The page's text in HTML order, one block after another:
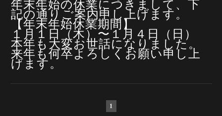
年末年始の休業につきまして、下
記の通りご案内申し上げます。
【年末年始休業期間】
１月１日（木）〜１月４日（日）
本年も大変お世話になりました。
来年も何卒よろしくお願い申し上
げます。
1